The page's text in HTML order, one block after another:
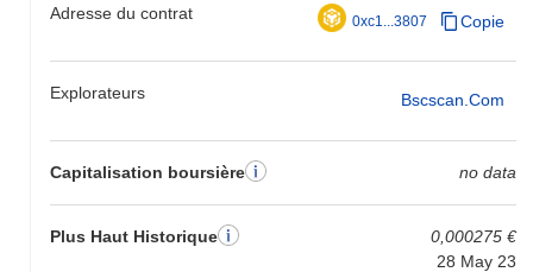
Adresse du contrat 0xc1...3807 Copie
Explorateurs Bscscan.com
Capitalisation boursière no data
Plus Haut Historique
0,000275 €
28 May 23